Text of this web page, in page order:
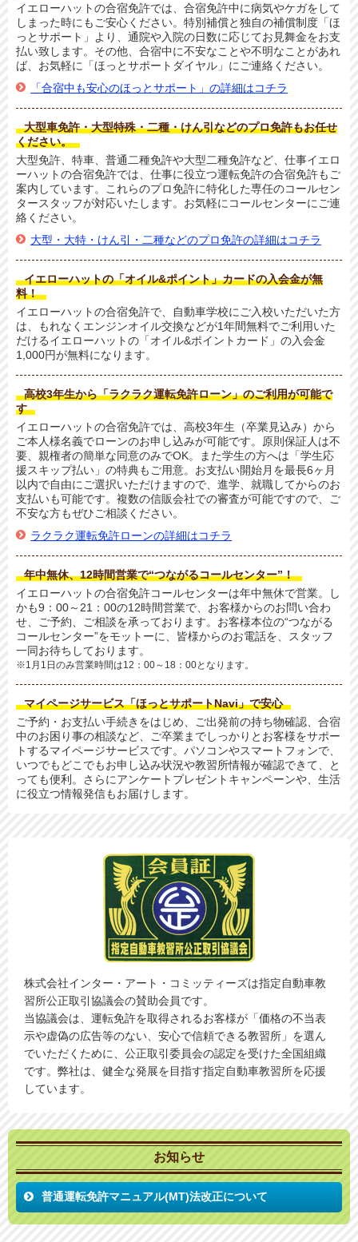
イエローハットの合宿免許では、合宿免許中に病気やケガをして
しまった時にもご安心ください。特別補償と独自の補償制度「ほ
っとサポート」より、通院や入院の日数に応じてお見舞金をお支
払い致します。その他、合宿中に不安なことや不明なことがあれ
ば、お気軽に「ほっとサポートダイヤル」にご連絡ください。
「合宿中も安心のほっとサポート」の詳細はコチラ
大型車免許・大型特殊・二種・けん引などのプロ免許もお任せ
ください。
大型免許、特車、普通二種免許や大型二種免許など、仕事イエロ
ーハットの合宿免許では、仕事に役立つ運転免許の合宿免許もご
案内しています。これらのプロ免許に特化した専任のコールセン
タースタッフが対応いたします。お気軽にコールセンターにご連
絡ください。
大型・大特・けん引・二種などのプロ免許の詳細はコチラ
イエローハットの「オイル&ポイント」カードの入会金が無
料！
イエローハットの合宿免許で、自動車学校にご入校いただいた方
は、もれなくエンジンオイル交換などが1年間無料でご利用いた
だけるイエローハットの「オイル&ポイントカード」の入会金
1,000円が無料になります。
高校3年生から「ラクラク運転免許ローン」のご利用が可能で
す
イエローハットの合宿免許では、高校3年生（卒業見込み）から
ご本人様名義でローンのお申し込みが可能です。原則保証人は不
要、親権者の簡単な同意のみでOK。また学生の方へは「学生応
援スキップ払い」の特典もご用意。お支払い開始月を最長6ヶ月
以内で自由にご選択いただけますので、進学、就職してからのお
支払いも可能です。複数の信販会社での審査が可能ですので、ご
不安な方もぜひご相談ください。
ラクラク運転免許ローンの詳細はコチラ
年中無休、12時間営業で“つながるコールセンター”！
イエローハットの合宿免許コールセンターは年中無休で営業。し
かも9：00～21：00の12時間営業で、お客様からのお問い合わ
せ、ご予約、ご相談を承っております。お客様本位の“つながる
コールセンター”をモットーに、皆様からのお電話を、スタッフ
一同お待ちしております。
※1月1日のみ営業時間は12：00～18：00となります。
マイページサービス「ほっとサポートNavi」で安心
ご予約・お支払い手続きをはじめ、ご出発前の持ち物確認、合宿
中のお困り事の相談など、ご卒業までしっかりとお客様をサポー
トするマイページサービスです。パソコンやスマートフォンで、
いつでもどこでもお申し込み状況や教習所情報が確認できて、と
っても便利。さらにアンケートプレゼントキャンペーンや、生活
に役立つ情報発信もお届けします。
株式会社インター・アート・コミッティーズは指定自動車教
習所公正取引協議会の賛助会員です。
当協議会は、運転免許を取得されるお客様が「価格の不当表
示や虚偽の広告等のない、安心で信頼できる教習所」を選ん
でいただくために、公正取引委員会の認定を受けた全国組織
です。弊社は、健全な発展を目指す指定自動車教習所を応援
しています。
お知らせ
普通運転免許マニュアル(MT)法改正について